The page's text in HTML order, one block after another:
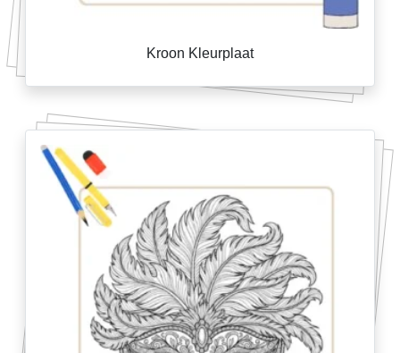
Kroon Kleurplaat